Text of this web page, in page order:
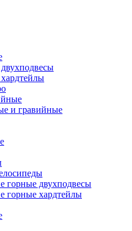
и гравийные
горные двухподвесы
горные хардтейлы